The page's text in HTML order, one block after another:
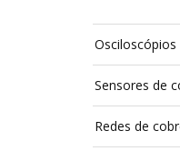
Sensores de
Redes de